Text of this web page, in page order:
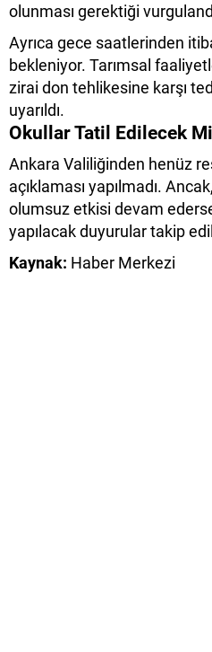
olunması gerektiği
Ayrıca gece saatlerinden
bekleniyor. Tarımsal
zirai don tehlikesine karşı
uyarıldı.
Okullar Tatil Edilecek
Ankara Valiliğinden henüz
açıklaması yapılmadı.
olumsuz etkisi devam
yapılacak duyurular takip
Kaynak: Haber Merkezi